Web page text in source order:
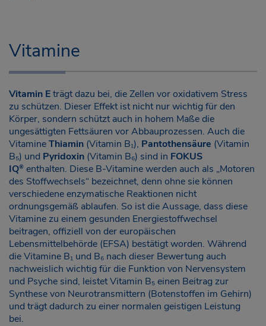
Vitamine
Vitamin Eträgt dazu bei, die Zellen vor oxidativem Stress
zu schützen. Dieser Effekt ist nicht nur wichtig für den
Körper, sondern schützt auch in hohem Maße die
ungesättigten Fettsäuren vor Abbauprozessen. Auch die
VitamineThiamin (Vitamin B₁), Pantothensäure (Vitamin
B₅) und Pyridoxin (Vitamin B₆) sind in FOKUS
IQ® enthalten. Diese B-Vitamine werden auch als „Motoren
des Stoffwechsels“ bezeichnet, denn ohne sie können
verschiedene enzymatische Reaktionen nicht
ordnungsgemäß ablaufen. So ist die Aussage, dass diese
Vitamine zu einem gesunden Energiestoffwechsel
beitragen, offiziell von der europäischen
Lebensmittelbehörde (EFSA) bestätigt worden. Während
die Vitamine B₁ und B₆ nach dieser Bewertung auch
nachweislich wichtig für die Funktion von Nervensystem
und Psyche sind, leistet Vitamin B₅ einen Beitrag zur
Synthese von Neurotransmittern (Botenstoffen im Gehirn)
und trägt dadurch zu einer normalen geistigen Leistung
bei.